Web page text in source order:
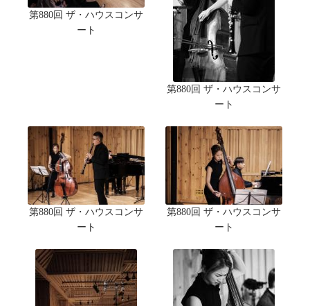
第880回 ザ・ハウスコンサ
ート
第880回 ザ・ハウスコンサ
ート
第880回 ザ・ハウスコンサ
ート
第880回 ザ・ハウスコンサ
ート